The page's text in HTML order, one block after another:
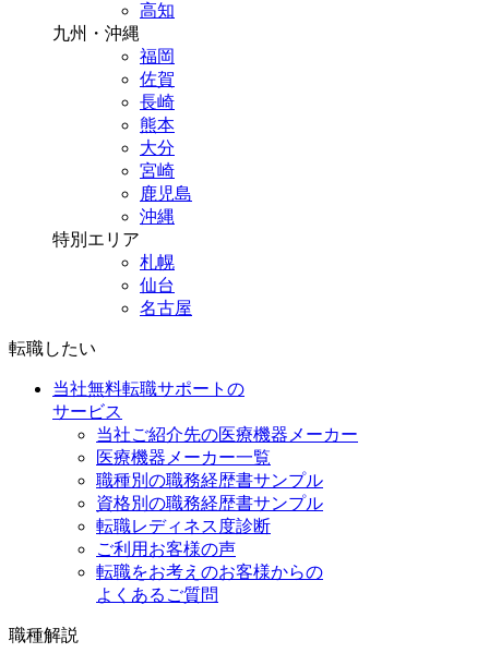
高知
九州・沖縄
福岡
佐賀
長崎
熊本
大分
宮崎
鹿児島
沖縄
特別エリア
札幌
仙台
名古屋
転職したい
当社無料転職サポートの
サービス
当社ご紹介先の医療機器メーカー
医療機器メーカー一覧
職種別の職務経歴書サンプル
資格別の職務経歴書サンプル
転職レディネス度診断
ご利用お客様の声
転職をお考えのお客様からの
よくあるご質問
職種解説